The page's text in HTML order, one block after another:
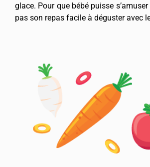
glace. Pour que bébé puisse
pas son repas facile à déguster avec